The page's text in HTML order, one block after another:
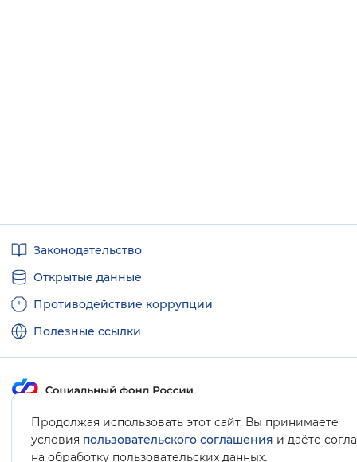
Продолжая использовать этот сайт, Вы принимаете
условия пользовательского соглашения и даёте
на обработку пользовательских данных.
ссылкиЗаконодательство
Открытые данные
Противодействие коррупции
Полезные ссылки
Карта сайта